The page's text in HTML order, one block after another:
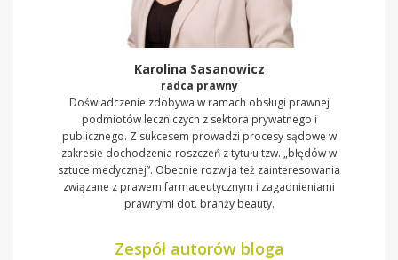
Karolina Sasanowicz
radca prawny
Doświadczenie zdobywa w ramach obsługi prawnej
podmiotów leczniczych z sektora prywatnego i
publicznego. Z sukcesem prowadzi procesy sądowe w
zakresie dochodzenia roszczeń z tytułu tzw. „błędów w
sztuce medycznej”. Obecnie rozwija też zainteresowania
związane z prawem farmaceutycznym i zagadnieniami
prawnymi dot. branży beauty.
Zespół autorów bloga